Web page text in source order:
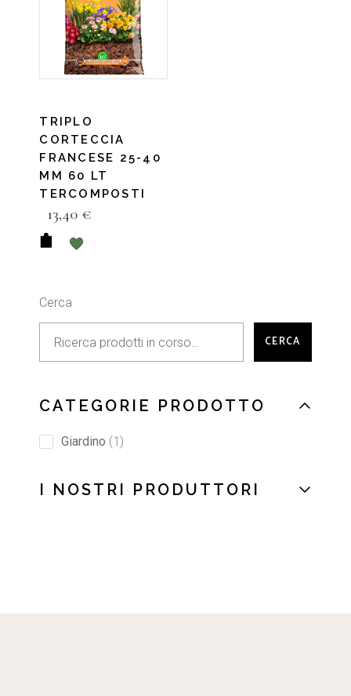
TRIPLO
CORTECCIA
FRANCESE 25-40
MM 60 LT
TERCOMPOSTI
13,40 €
Cerca
CERCA
CATEGORIE PRODOTTO
Giardino 1
I NOSTRI PRODUTTORI